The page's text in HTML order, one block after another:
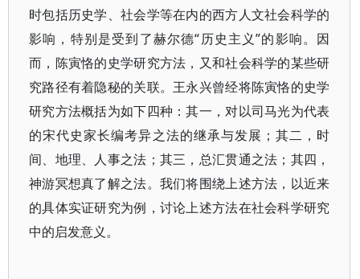
时包括历史学、社会学等在内的西方人文社会科学的
影响，特别是受到了赫尔德“历史主义”的影响。因
而，陈寅恪的史学研究方法，又和社会科学的某些研
究路径有着隐秘的关联。王永兴曾经将陈寅恪的史学
研究方法概括为如下四种：其一，对以司马光为代表
的宋代史家长编考异之法的继承与发展；其二，时
间、地理、人事之法；其三，总汇贯通之法；其四，
神游冥想真了解之法。我们将围绕上述方法，以近来
的具体实证研究为例，讨论上述方法在社会科学研究
中的启发意义。